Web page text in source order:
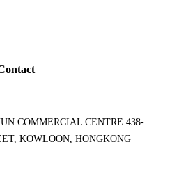
COMMERCIAL CENTRE 438-
KOWLOON, HONGKONG